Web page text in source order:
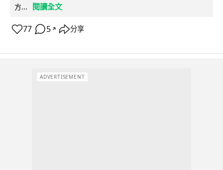
方...
閱讀全文
77 5 ↗ 分享
ADVERTISEMENT